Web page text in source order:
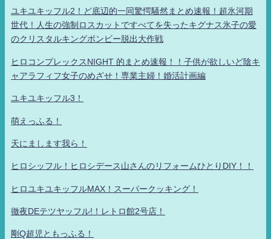
ユキユキッフル2！ど底辺的一同驚愕騒然まとめ速報！超氷河期
世代！人生の強制ロスカットですべてを失ったキグナス氷子の愛
のクリスタルキングボンビー脱出大作戦
ヒロコンプレックスNIGHT 的まとめ速報！！子供が欲しいど陰キ
ャアラフィフ女子のめざせ！専業主婦！婚活計画編
ユキユキッフル3！
萌えっふる！
天にまします我ら！
ヒロシッフル！ヒロシデース山さんのリフォームひとりDIY！！
ヒロユキユキッフルMAX！スーパークッキング！
徹夜DEテツヤッフル!！レトロ館2号店！
剛Q超児ともっふる！